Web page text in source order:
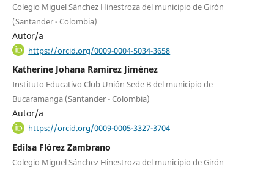
Colegio Miguel Sánchez Hinestroza del municipio de Girón
(Santander - Colombia)
Autor/a
https://orcid.org/0009-0004-5034-3658
Katherine Johana Ramírez Jiménez
Instituto Educativo Club Unión Sede B del municipio de
Bucaramanga (Santander - Colombia)
Autor/a
https://orcid.org/0009-0005-3327-3704
Edilsa Flórez Zambrano
Colegio Miguel Sánchez Hinestroza del municipio de Girón